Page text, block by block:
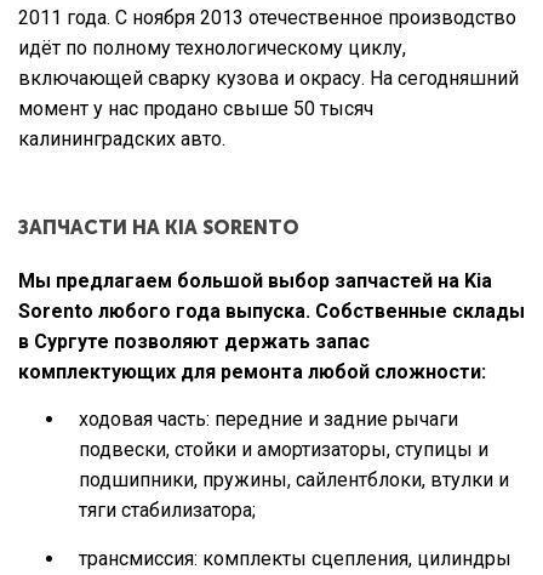
2011 года. С ноября 2013 отечественное производство
идёт по полному технологическому циклу,
включающей сварку кузова и окрасу. На сегодняшний
момент у нас продано свыше 50 тысяч
калининградских авто.
ЗАПЧАСТИ НА KIA SORENTO
Мы предлагаем большой выбор запчастей на Kia
Sorento любого года выпуска. Собственные склады
в Сургуте позволяют держать запас
комплектующих для ремонта любой сложности:
ходовая часть: передние и задние рычаги
подвески, стойки и амортизаторы, ступицы и
подшипники, пружины, сайлентблоки, втулки и
тяги стабилизатора;
трансмиссия: комплекты сцепления, цилиндры